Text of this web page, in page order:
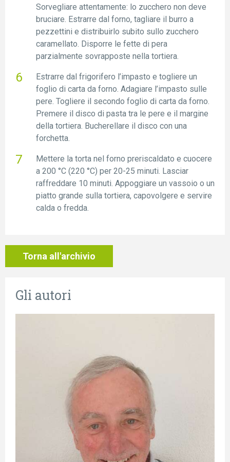
Sorvegliare attentamente: lo zucchero non deve
bruciare. Estrarre dal forno, tagliare il burro a
pezzettini e distribuirlo subito sullo zucchero
caramellato. Disporre le fette di pera
parzialmente sovrapposte nella tortiera.
Estrarre dal frigorifero l’impasto e togliere un
foglio di carta da forno. Adagiare l’impasto sulle
pere. Togliere il secondo foglio di carta da forno.
Premere il disco di pasta tra le pere e il margine
della tortiera. Bucherellare il disco con una
forchetta.
Mettere la torta nel forno preriscaldato e cuocere
a 200 °C (220 °C) per 20-25 minuti. Lasciar
raffreddare 10 minuti. Appoggiare un vassoio o un
piatto grande sulla tortiera, capovolgere e servire
calda o fredda.
Torna all'archivio
Gli autori